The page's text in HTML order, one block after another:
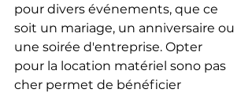
pour divers événements, que ce
soit un mariage, un anniversaire ou
une soirée d'entreprise. Opter
pour la location matériel sono pas
cher permet de bénéficier